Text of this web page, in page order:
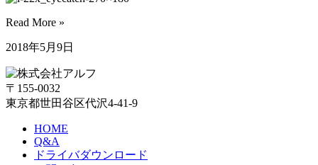
Read More »
2018年5月9日
〒155-0032
東京都世田谷区代沢4-41-9
HOME
Q&A
ドライバダウンロード